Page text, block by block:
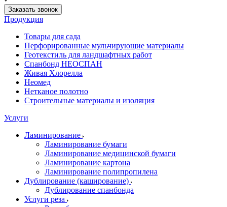
Заказать звонок
Продукция
Товары для сада
Перфорированные мульчирующие материалы
Геотекстиль для ландшафтных работ
Спанбонд НЕОСПАН
Живая Хлорелла
Нeомед
Нетканое полотно
Строительные материалы и изоляция
Услуги
Ламинирование
Ламинирование бумаги
Ламинирование медицинской бумаги
Ламинирование картона
Ламинирование полипропилена
Дублирование (каширование)
Дублирование спанбонда
Услуги реза